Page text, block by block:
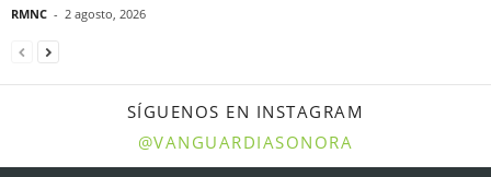
RMNC - 2 agosto, 2026
SÍGUENOS EN INSTAGRAM
@VANGUARDIASONORA